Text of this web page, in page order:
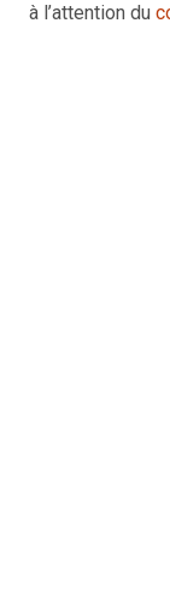
à l’attention du